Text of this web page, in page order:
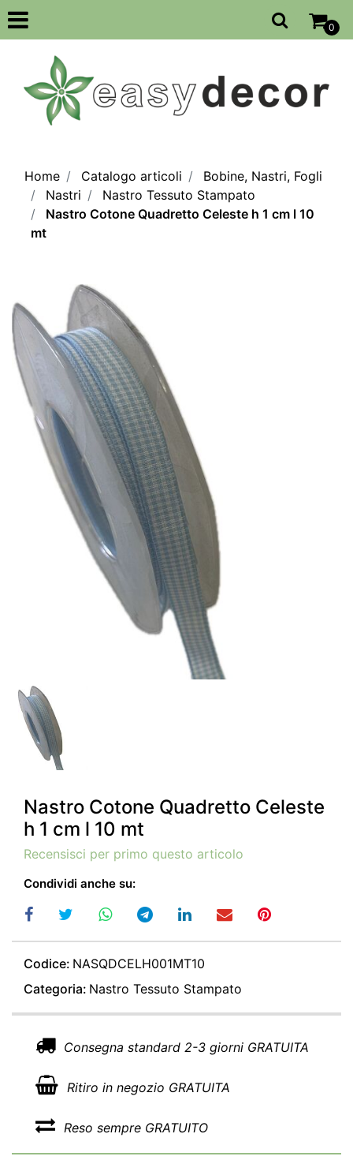
Open
0
Home Catalogo articoli
Bobine, Nastri, Fogli
Nastri
Nastro Tessuto Stampato
Nastro Cotone Quadretto Celeste h 1 cm l 10
mt
Nastro Cotone Quadretto Celeste
h 1 cm l 10 mt
Recensisci per primo questo articolo
Condividi anche su:
Codice: NASQDCELH001MT10
Categoria: Nastro Tessuto Stampato
Consegna standard 2-3 giorni GRATUITA
Ritiro in negozio GRATUITA
Reso sempre GRATUITO